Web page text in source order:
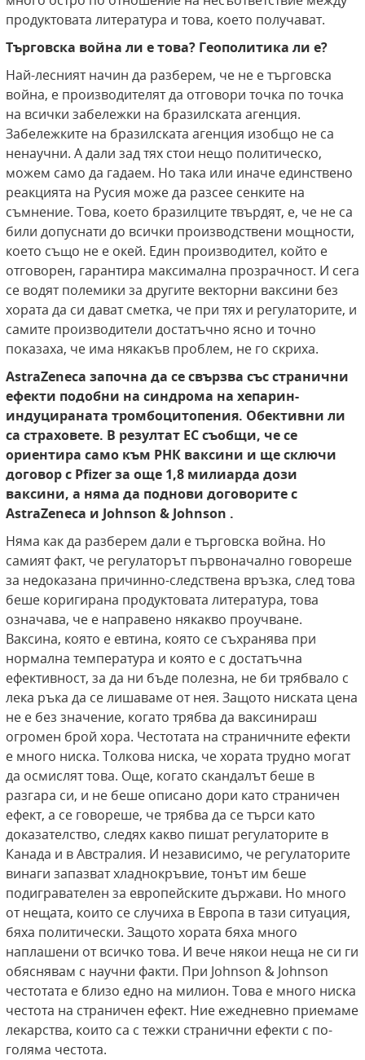
продуктовата литература и това, което получават.
Търговска война ли е това? Геополитика ли е?
Най-лесният начин да разберем, че не е търговска
война, е производителят да отговори точка по точка
на всички забележки на бразилската агенция.
Забележките на бразилската агенция изобщо не са
ненаучни. А дали зад тях стои нещо политическо,
можем само да гадаем. Но така или иначе единствено
реакцията на Русия може да разсее сенките на
съмнение. Това, което бразилците твърдят, е, че не са
били допуснати до всички производствени мощности,
което също не е окей. Един производител, който е
отговорен, гарантира максимална прозрачност. И сега
се водят полемики за другите векторни ваксини без
хората да си дават сметка, че при тях и регулаторите, и
самите производители достатъчно ясно и точно
показаха, че има някакъв проблем, не го скриха.
AstraZeneca започна да се свързва със странични
ефекти подобни на синдрома на хепарин-
индуцираната тромбоцитопения. Обективни ли
са страховете. В резултат ЕС съобщи, че се
ориентира само към РНК ваксини и ще сключи
договор с Pfizerза още 1,8 милиарда дози
ваксини, а няма да поднови договорите с
AstraZeneca и Johnson & Johnson .
Няма как да разберем дали е търговска война. Но
самият факт, че рeгулаторът първоначално говореше
за недоказана причинно-следствена връзка, след това
беше коригирана продуктовата литература, това
означава, че е направено някакво проучване.
Ваксина, която е евтина, която се съхранява при
нормална температура и която е с достатъчна
ефективност, за да ни бъде полезна, не би трябвало с
лека ръка да се лишаваме от нея. Защото ниската цена
не е без значение, когато трябва да ваксинираш
огромен брой хора. Честотата на страничните ефекти
е много ниска. Толкова ниска, че хората трудно могат
да осмислят това. Още, когато скандалът беше в
разгара си, и не беше описано дори като страничен
ефект, а се говореше, че трябва да се търси като
доказателство, следях какво пишат регулаторите в
Канада и в Австралия. И независимо, че регулаторите
винаги запазват хладнокръвие, тонът им беше
подигравателен за европейските държави. Но много
от нещата, които се случиха в Европа в тази ситуация,
бяха политически. Защото хората бяха много
наплашени от всичко това. И вече някои неща не си ги
обяснявам с научни факти. При Johnson & Johnson
честотата е близо едно на милион. Това е много ниска
честота на страничен ефект. Ние ежедневно приемаме
лекарства, които са с тежки странични ефекти с по-
голяма честота.